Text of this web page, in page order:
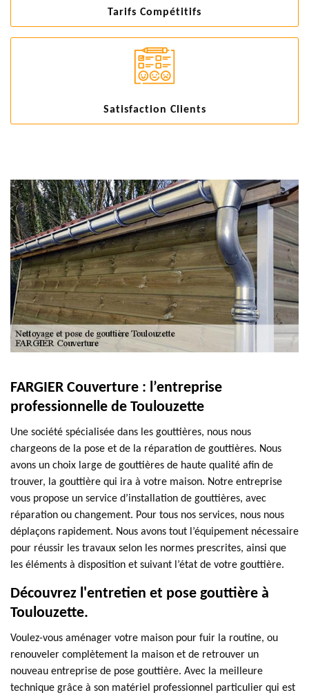
Tarifs Compétitifs
Satisfaction Clients
FARGIER Couverture : l’entreprise
professionnelle de Toulouzette
Une société spécialisée dans les gouttières, nous nous
chargeons de la pose et de la réparation de gouttières. Nous
avons un choix large de gouttières de haute qualité afin de
trouver, la gouttière qui ira à votre maison. Notre entreprise
vous propose un service d’installation de gouttières, avec
réparation ou changement. Pour tous nos services, nous nous
déplaçons rapidement. Nous avons tout l’équipement nécessaire
pour réussir les travaux selon les normes prescrites, ainsi que
les éléments à disposition et suivant l’état de votre gouttière.
Découvrez l'entretien et pose gouttière à
Toulouzette.
Voulez-vous aménager votre maison pour fuir la routine, ou
renouveler complètement la maison et de retrouver un
nouveau entreprise de pose gouttière. Avec la meilleure
technique grâce à son matériel professionnel particulier qui est